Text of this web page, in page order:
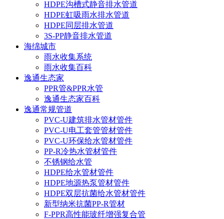
HDPE沟槽式静音排水管道
HDPE虹吸雨水排水管道
HDPE同层排水管道
3S-PP静音排水管道
海绵城市
雨水收集系统
雨水收集百科
逸通生态家
PPR管&PPR水管
逸通生态家百科
逸通常规管道
PVC-U建筑排水管材管件
PVC-U电工套管管材管件
PVC-U环保给水管材管件
PP-R冷热水管材管件
不锈钢给水管
HDPE给水管材管件
HDPE地源热泵管材管件
HDPE双层抗菌给水管材管件
新型纳米抗菌PP-R管材
F-PPR高性能玻纤增强复合管